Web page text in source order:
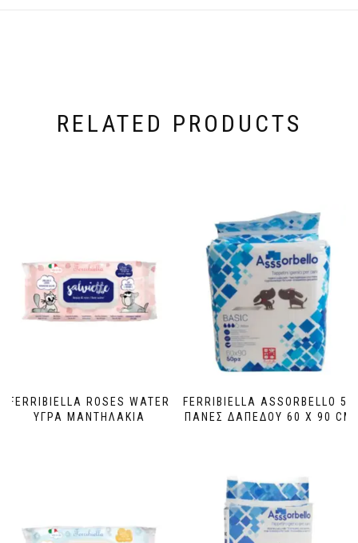
RELATED PRODUCTS
FERRIBIELLA ROSES WATER
ΥΓΡΑ ΜΑΝΤΗΛΑΚΙΑ
FERRIBIELLA ASSORBELLO 50
ΠΑΝΕΣ ΔΑΠΕΔΟΥ 60 X 90 CM